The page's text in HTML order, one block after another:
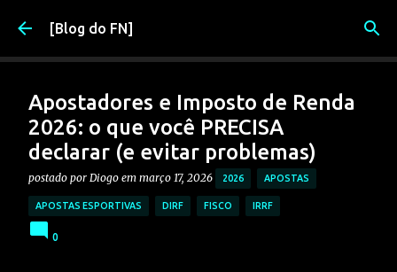
Pular para o conteúdo principal
[Blog do FN]
Apostadores e Imposto de Renda
2026: o que você PRECISA
declarar (e evitar problemas)
postado por Diogo em março 17, 2026 2026 APOSTAS
APOSTAS ESPORTIVAS DIRF FISCO IRRF
0